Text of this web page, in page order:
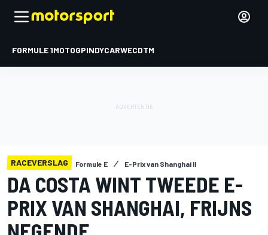
FORMULE 1MOTOGPINDYCARWECDTM
RACEVERSLAG Formule E E-Prix van Shanghai II
DA COSTA WINT TWEEDE E-
PRIX VAN SHANGHAI, FRIJNS